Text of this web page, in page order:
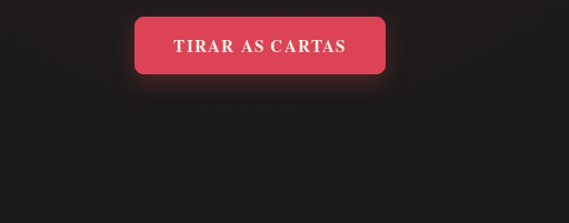
TIRAR AS CARTAS